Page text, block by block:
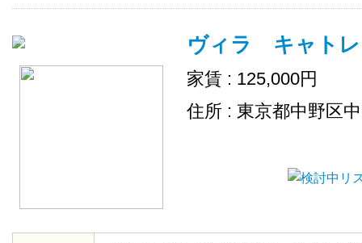
ヴィラ キャト
家賃 : 125,000円
住所 : 東京都中野区